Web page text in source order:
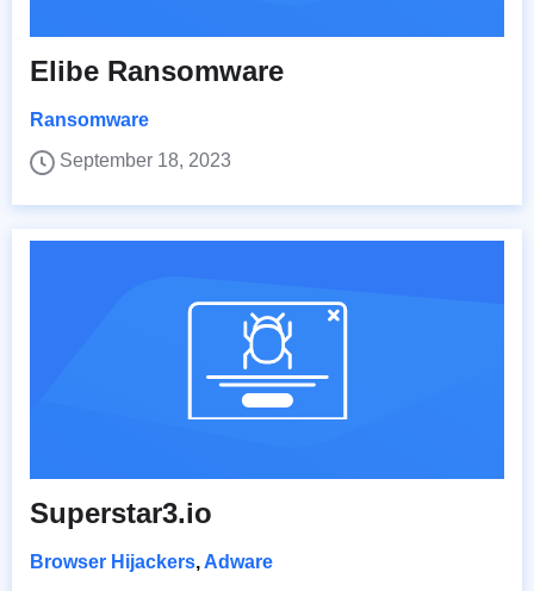
Elibe Ransomware
Ransomware
September 18, 2023
Superstar3.io
Browser Hijackers, Adware